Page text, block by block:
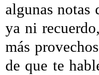
algunas notas
ya ni
más
de que te